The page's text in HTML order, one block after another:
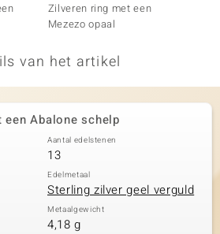
Zilveren ring met een
Mezezo opaal
van het artikel
Abalone schelp
Aantal edelstenen
13
Edelmetaal
Sterling zilver geel verguld
Metaalgewicht
4,18 g